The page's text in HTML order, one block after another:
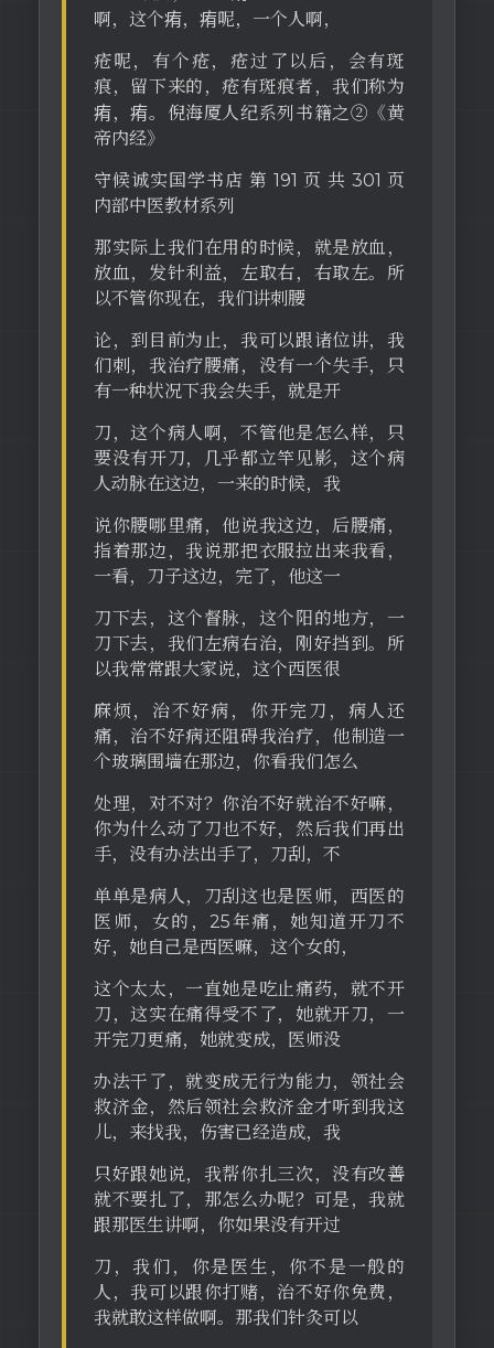
啊，这个痏，痏呢，一个人啊，
疮呢，有个疮，疮过了以后，会有斑
痕，留下来的，疮有斑痕者，我们称为
痏，痏。倪海厦人纪系列书籍之②《黄
帝内经》
守候诚实国学书店 第 191 页 共 301 页
内部中医教材系列
那实际上我们在用的时候，就是放血，
放血，发针利益，左取右，右取左。所
以不管你现在，我们讲刺腰
论，到目前为止，我可以跟诸位讲，我
们刺，我治疗腰痛，没有一个失手，只
有一种状况下我会失手，就是开
刀，这个病人啊，不管他是怎么样，只
要没有开刀，几乎都立竿见影，这个病
人动脉在这边，一来的时候，我
说你腰哪里痛，他说我这边，后腰痛，
指着那边，我说那把衣服拉出来我看，
一看，刀子这边，完了，他这一
刀下去，这个督脉，这个阳的地方，一
刀下去，我们左病右治，刚好挡到。所
以我常常跟大家说，这个西医很
麻烦，治不好病，你开完刀，病人还
痛，治不好病还阻碍我治疗，他制造一
个玻璃围墙在那边，你看我们怎么
处理，对不对？你治不好就治不好嘛，
你为什么动了刀也不好，然后我们再出
手，没有办法出手了，刀刮，不
单单是病人，刀刮这也是医师，西医的
医师，女的，25年痛，她知道开刀不
好，她自己是西医嘛，这个女的，
这个太太，一直她是吃止痛药，就不开
刀，这实在痛得受不了，她就开刀，一
开完刀更痛，她就变成，医师没
办法干了，就变成无行为能力，领社会
救济金，然后领社会救济金才听到我这
儿，来找我，伤害已经造成，我
只好跟她说，我帮你扎三次，没有改善
就不要扎了，那怎么办呢？可是，我就
跟那医生讲啊，你如果没有开过
刀，我们，你是医生，你不是一般的
人，我可以跟你打赌，治不好你免费，
我就敢这样做啊。那我们针灸可以